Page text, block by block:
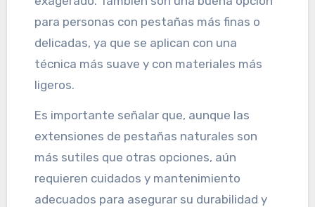
para personas con pestañas más finas o
delicadas, ya que se aplican con una
técnica más suave y con materiales más
ligeros.
Es importante señalar que, aunque las
extensiones de pestañas naturales son
más sutiles que otras opciones, aún
requieren cuidados y mantenimiento
adecuados para asegurar su durabilidad y